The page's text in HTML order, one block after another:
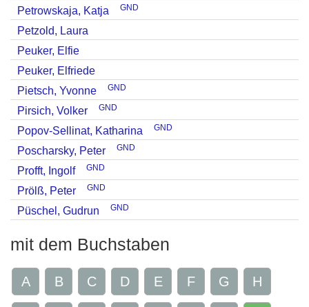
Petrowskaja, Katja GND
Petzold, Laura
Peuker, Elfie
Peuker, Elfriede
Pietsch, Yvonne
GND
Pirsich, Volker GND
Popov-Sellinat, Katharina GND
Poscharsky, Peter GND
Profft, Ingolf GND
Prölß, Peter GND
Püschel, Gudrun GND
mit dem Buchstaben
A B C D E F G H